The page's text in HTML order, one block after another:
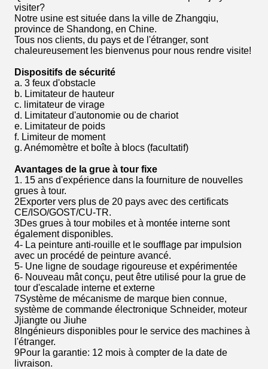
visiter?
Notre usine est située dans la ville de Zhangqiu,
province de Shandong, en Chine.
Tous nos clients, du pays et de l'étranger, sont
chaleureusement les bienvenus pour nous rendre visite!
Dispositifs de sécurité
a. 3 feux d'obstacle
b. Limitateur de hauteur
c. limitateur de virage
d. Limitateur d'autonomie ou de chariot
e. Limitateur de poids
f. Limiteur de moment
g. Anémomètre et boîte à blocs (facultatif)
Avantages de la grue à tour fixe
1. 15 ans d'expérience dans la fourniture de nouvelles
grues à tour.
2Exporter vers plus de 20 pays avec des certificats
CE/ISO/GOST/CU-TR.
3Des grues à tour mobiles et à montée interne sont
également disponibles.
4- La peinture anti-rouille et le soufflage par impulsion
avec un procédé de peinture avancé.
5- Une ligne de soudage rigoureuse et expérimentée
6- Nouveau mât conçu, peut être utilisé pour la grue de
tour d'escalade interne et externe
7Système de mécanisme de marque bien connue,
système de commande électronique Schneider, moteur
Jjiangte ou Jiuhe
8Ingénieurs disponibles pour le service des machines à
l'étranger.
9Pour la garantie: 12 mois à compter de la date de
livraison.